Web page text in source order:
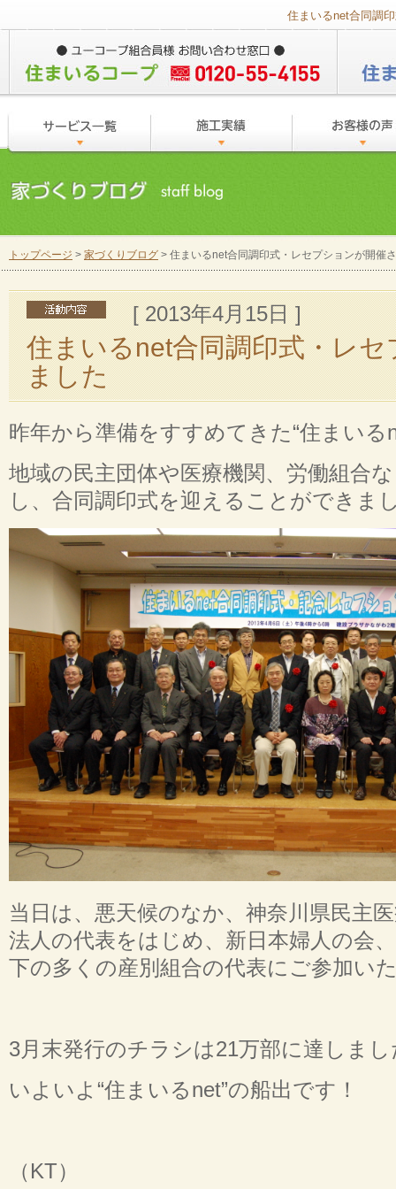
住まいるnet合同調
トップページ > 家づくりブログ > 住まいるnet合同調印式・レセプションが開催
[ 2013年4月15日 ]
住まいるnet合同調印式・レ
ました
昨年から準備をすすめてきた“住まいる
地域の民主団体や医療機関、労働組合
し、合同調印式を迎えることができま
当日は、悪天候のなか、神奈川県民主
法人の代表をはじめ、新日本婦人の会
下の多くの産別組合の代表にご参加い
3月末発行のチラシは21万部に達しまし
いよいよ“住まいるnet”の船出です！
（KT）